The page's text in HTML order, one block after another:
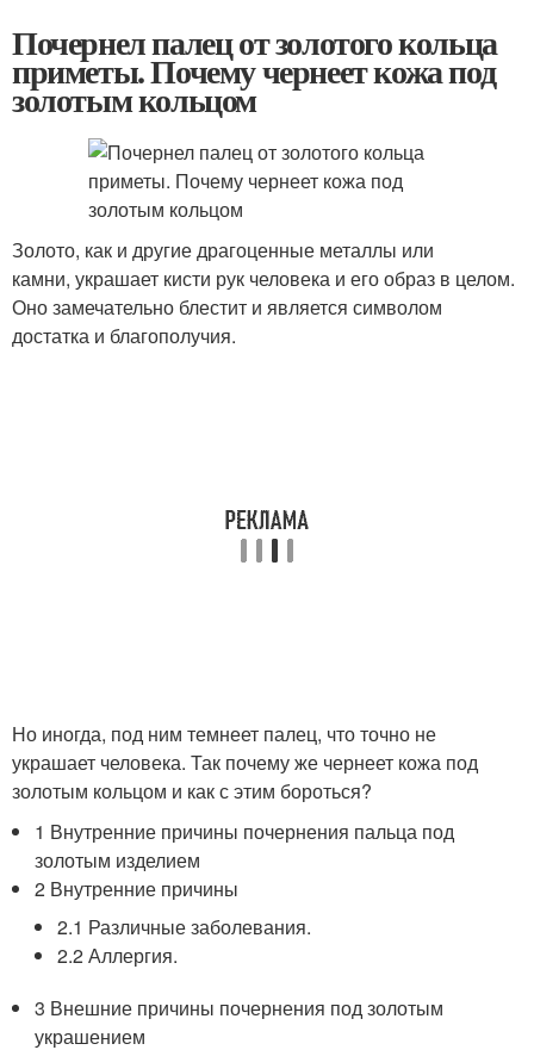
Почернел палец от золотого кольца
приметы. Почему чернеет кожа под
золотым кольцом
Золото, как и другие драгоценные металлы или
камни, украшает кисти рук человека и его образ в целом.
Оно замечательно блестит и является символом
достатка и благополучия.
Но иногда, под ним темнеет палец, что точно не
украшает человека. Так почему же чернеет кожа под
золотым кольцом и как с этим бороться?
1 Внутренние причины почернения пальца под
золотым изделием
2 Внутренние причины
2.1 Различные заболевания.
2.2 Аллергия.
3 Внешние причины почернения под золотым
украшением